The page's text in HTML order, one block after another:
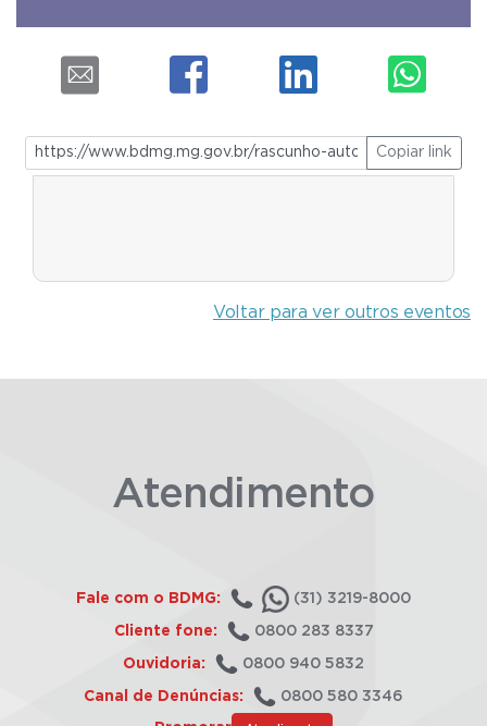
Copiar link
Voltar para ver outros eventos
Atendimento
Fale com o BDMG: (31) 3219-8000
Cliente fone: 0800 283 8337
Ouvidoria: 0800 940 5832
Canal de Denúncias: 0800 580 3346